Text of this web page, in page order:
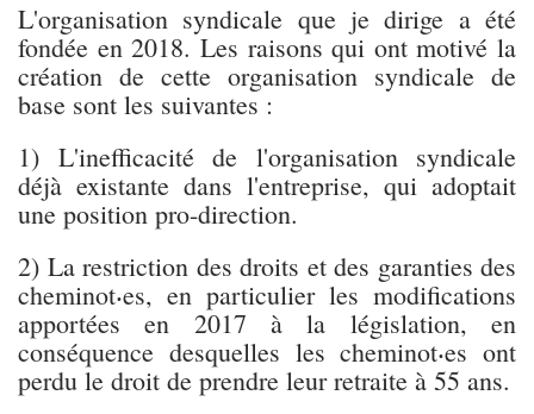
L'organisation syndicale que je dirige a été
fondée en 2018. Les raisons qui ont motivé la
création de cette organisation syndicale de
base sont les suivantes :
1) L'inefficacité de l'organisation syndicale
déjà existante dans l'entreprise, qui adoptait
une position pro-direction.
2) La restriction des droits et des garanties des
cheminot⸳es, en particulier les modifications
apportées en 2017 à la législation, en
conséquence desquelles les cheminot⸳es ont
perdu le droit de prendre leur retraite à 55 ans.